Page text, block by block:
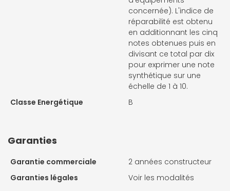
concernée). L'indice de
réparabilité est obtenu
en additionnant les cinq
notes obtenues puis en
divisant ce total par dix
pour exprimer une note
synthétique sur une
échelle de 1 à 10.
Classe Energétique
B
Garanties
Garantie commerciale
2 années constructeur
Garanties légales
Voir les modalités